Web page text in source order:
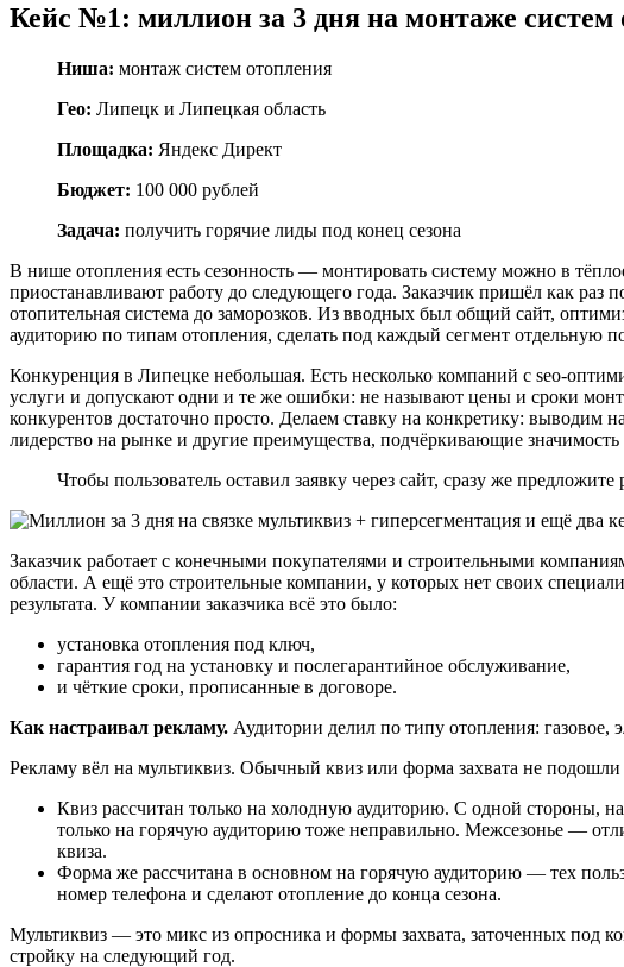
Кейс №1: миллион за 3 дня на монтаже систем
Ниша: монтаж систем отопления
Гео: Липецк и Липецкая область
Площадка: Яндекс Директ
Бюджет: 100 000 рублей
Задача: получить горячие лиды под конец сезона
В нише отопления есть сезонность — монтировать систему можно в
приостанавливают работу до следующего года. Заказчик пришёл как
отопительная система до заморозков. Из вводных был общий сайт,
аудиторию по типам отопления, сделать под каждый сегмент отдельную
Конкуренция в Липецке небольшая. Есть несколько компаний с seo-
услуги и допускают одни и те же ошибки: не называют цены и сроки
конкурентов достаточно просто. Делаем ставку на конкретику:
лидерство на рынке и другие преимущества, подчёркивающие
Чтобы пользователь оставил заявку через сайт, сразу же
Заказчик работает с конечными покупателями и строительными
области. А ещё это строительные компании, у которых нет своих
результата. У компании заказчика всё это было:
установка отопления под ключ,
гарантия год на установку и послегарантийное обслуживание,
и чёткие сроки, прописанные в договоре.
Как настраивал рекламу. Аудитории делил по типу отопления: газовое,
Рекламу вёл на мультиквиз. Обычный квиз или форма захвата не
Квиз рассчитан только на холодную аудиторию. С одной стороны,
только на горячую аудиторию тоже неправильно. Межсезонье —
квиза.
Форма же рассчитана в основном на горячую аудиторию — тех
номер телефона и сделают отопление до конца сезона.
Мультиквиз — это микс из опросника и формы захвата, заточенных под
стройку на следующий год.